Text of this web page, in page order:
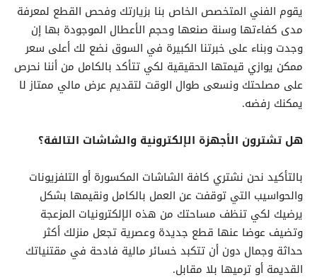
يقوم الفني المتخصص الخاص بنا بزيارتك وفحص القطع لمعرفة
مدى كفاءتها وسنة صنعها وحجم الأعطال الموجودة بها إن
وجدت وبناء على خبرتنا الكبيرة في السوق نضع لك أعلى سعر
ممكن يوازي قيمتها الحقيقية لكي تتأكد بالكامل من أننا نحرص
على مصلحتك ونسعى طوال الوقت لتقديم عرض مالي ممتاز لا
يمكنك رفضه.
هل تشترون الأجهزة الإلكترونية والشاشات التالفة؟
بالتأكيد نحن نشتري كافة الشاشات المكسورة أو التلفزيونات
والحواسيب التي توقفت عن العمل بالكامل ونقيمها بشكل
يرضيك لكي تنظف مساحتك من هذه الإلكترونيات المزعجة
وتضيف عوضا عنها قطع جديدة وعصرية تجعل منزلك أكثر
حداثة وجمال دون أن تتكبد خسائر مالية فادحة في مقتنياتك
القديمة أو ترميها بلا مقابل.